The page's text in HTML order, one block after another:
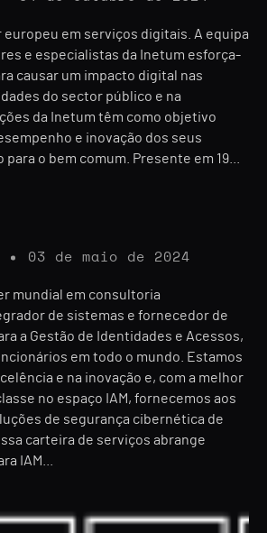
europeu em serviços digitais. A equipa
e especialistas da Inetum esforça-
causar um impacto digital nas
do sector público e na
da Inetum têm como objetivo
e inovação dos seus
o bem comum. Presente em 19...
03 de maio de 2024
mundial em consultoria
de sistemas e fornecedor de
a Gestão de Identidades e Acessos,
em todo o mundo. Estamos
e na inovação e, com a melhor
no espaço IAM, fornecemos aos
de segurança cibernética de
carteira de serviços abrange
IAM...